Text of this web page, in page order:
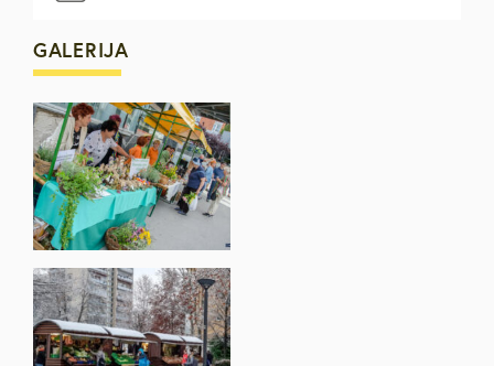
GALERIJA